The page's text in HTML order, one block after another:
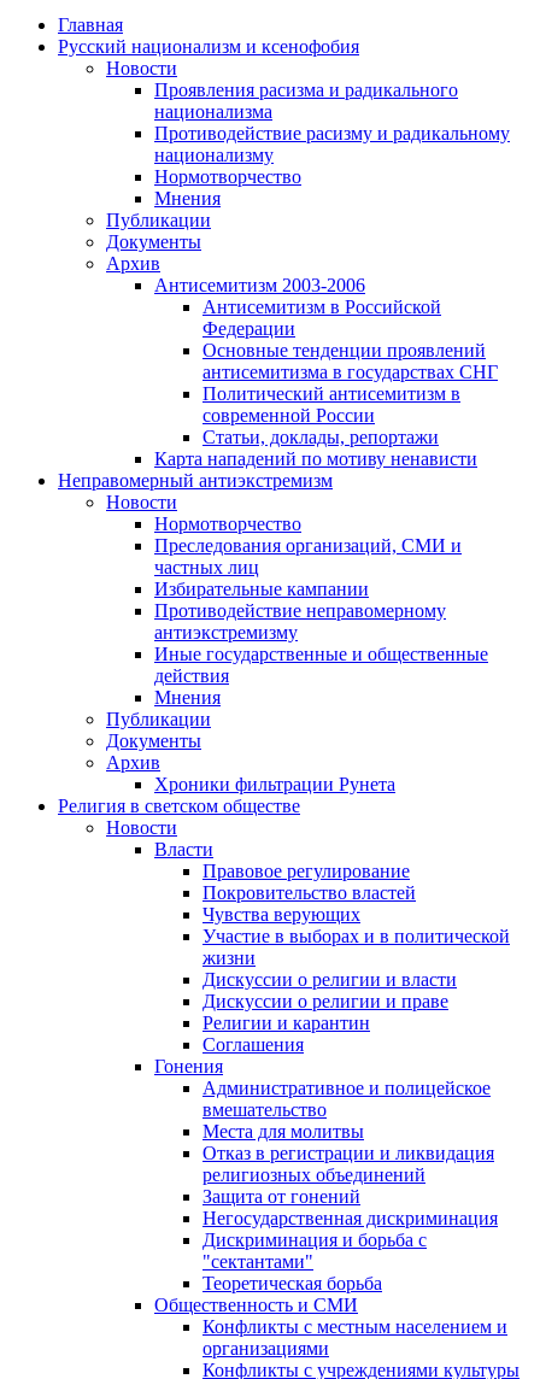
Главная
Русский национализм и ксенофобия
Новости
Проявления расизма и радикального
национализма
Противодействие расизму и радикальному
национализму
Нормотворчество
Мнения
Публикации
Документы
Архив
Антисемитизм 2003-2006
Антисемитизм в Российской
Федерации
Основные тенденции проявлений
антисемитизма в государствах СНГ
Политический антисемитизм в
современной России
Статьи, доклады, репортажи
Карта нападений по мотиву ненависти
Неправомерный антиэкстремизм
Новости
Нормотворчество
Преследования организаций, СМИ и
частных лиц
Избирательные кампании
Противодействие неправомерному
антиэкстремизму
Иные государственные и общественные
действия
Мнения
Публикации
Документы
Архив
Хроники фильтрации Рунета
Религия в светском обществе
Новости
Власти
Правовое регулирование
Покровительство властей
Чувства верующих
Участие в выборах и в политической
жизни
Дискуссии о религии и власти
Дискуссии о религии и праве
Религии и карантин
Соглашения
Гонения
Административное и полицейское
вмешательство
Места для молитвы
Отказ в регистрации и ликвидация
религиозных объединений
Защита от гонений
Негосударственная дискриминация
Дискриминация и борьба с
"сектантами"
Теоретическая борьба
Общественность и СМИ
Конфликты с местным населением и
организациями
Конфликты с учреждениями культуры